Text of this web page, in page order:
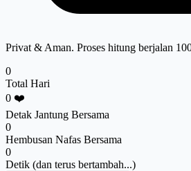
Privat & Aman. Proses hitung berjalan
0
Total Hari
0 ❤️
Detak Jantung Bersama
0
Hembusan Nafas Bersama
0
Detik (dan terus bertambah...)